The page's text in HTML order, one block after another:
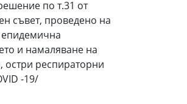
по т.31 от
съвет, проведено на
епидемична
и намаляване на
остри респираторни
-19/